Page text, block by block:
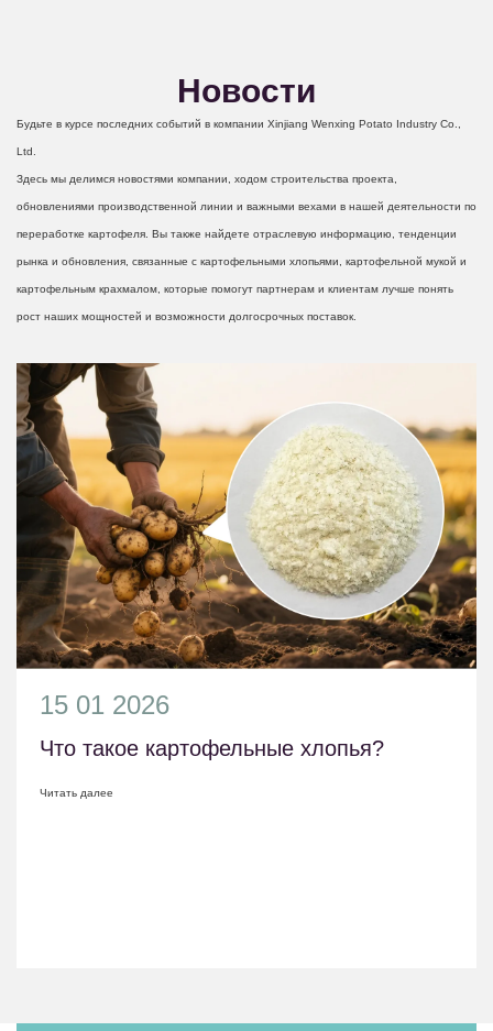
Новости
Будьте в курсе последних событий в компании Xinjiang Wenxing Potato Industry Co.,
Ltd.
Здесь мы делимся новостями компании, ходом строительства проекта,
обновлениями производственной линии и важными вехами в нашей деятельности по
переработке картофеля. Вы также найдете отраслевую информацию, тенденции
рынка и обновления, связанные с картофельными хлопьями, картофельной мукой и
картофельным крахмалом, которые помогут партнерам и клиентам лучше понять
рост наших мощностей и возможности долгосрочных поставок.
15 01 2026
Что такое картофельные хлопья?
Читать далее